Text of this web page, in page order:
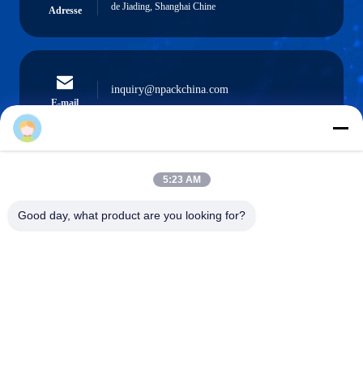
Adresse
de Jiading, Shanghai Chine
E-mail
inquiry@npackchina.com
0086-21-66035560
5:23 AM
Good day, what product are you looking for?